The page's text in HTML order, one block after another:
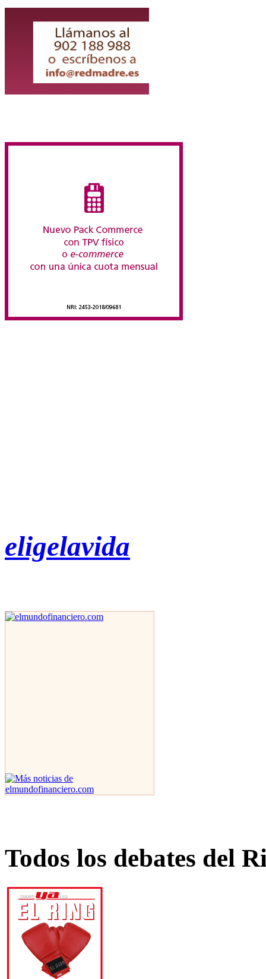
eligelavida
Todos los debates del